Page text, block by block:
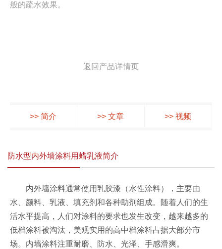
般的疏水效果。
返回产品详情页
>> 简介 >> 文章 >> 视频
防水型内外墙涂料用蜡乳液简介
内外墙涂料通常使用乳胶漆（水性涂料），主要由
水、颜料、乳液、填充剂和各种助剂组成。随着人们的生
活水平提高，人们对涂料的要求也发生改变，越来越多的
低档涂料被淘汰，美观实用的高中档涂料占据大部分市
场。内墙涂料注重耐磨、防水、光泽、手感滑爽。